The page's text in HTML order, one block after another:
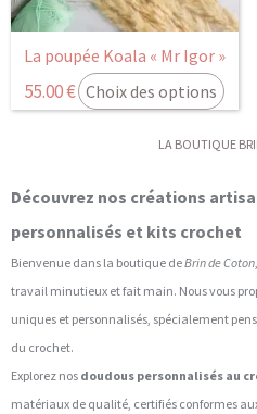
La poupée Koala « Mr Igor »
55.00€ Choix des options
LA BOUTIQUE
Découvrez nos créations
personnalisés et kits crochet
Bienvenue dans la boutique deBrin de Coton
travail minutieux et fait main. Nous vous
uniques et personnalisés, spécialement
du crochet.
Explorez nos doudous personnalisés au
matériaux de qualité, certifiés conformes